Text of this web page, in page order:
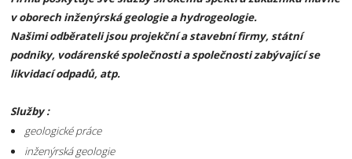
v oborech inženýrská geologie a hydrogeologie.
Našimi odběrateli jsou projekční a stavební firmy, státní
podniky, vodárenské společnosti a společnosti zabývající se
likvidací odpadů, atp.
Služby :
geologické práce
inženýrská geologie